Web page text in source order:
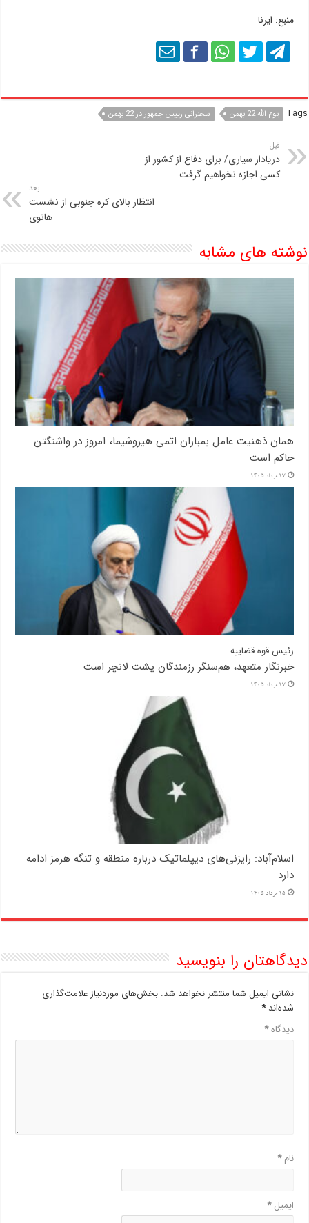
منبع: ایرنا
Tags یوم الله 22 بهمن سخنرانی رییس جمهور در 22 بهمن
قبل
دریادار سیاری/ برای دفاع از کشور از
کسی اجازه نخواهیم گرفت
بعد
انتظار بالای کره جنوبی از نشست
هانوی
نوشته های مشابه
همان ذهنیت عامل بمباران اتمی هیروشیما، امروز در واشنگتن
حاکم است
17 مرداد 1405
رئیس قوه قضاییه:
خبرنگار متعهد، هم‌سنگر رزمندگان پشت لانچر است
17 مرداد 1405
اسلام‌آباد: رایزنی‌های دیپلماتیک درباره منطقه و تنگه هرمز ادامه
دارد
15 مرداد 1405
دیدگاهتان را بنویسید
نشانی ایمیل شما منتشر نخواهد شد. بخش‌های موردنیاز علامت‌گذاری
شده‌اند*
دیدگاه*
نام*
ایمیل*